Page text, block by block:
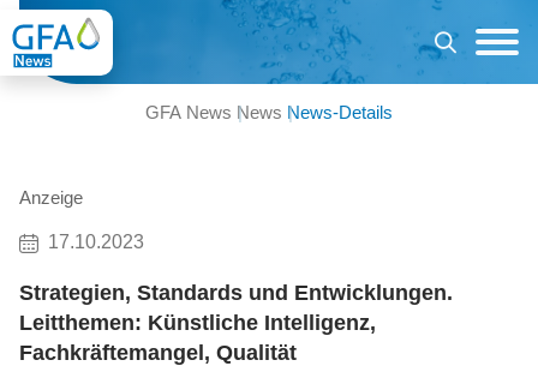
GFA News News News-Details
Anzeige
17.10.2023
Strategien, Standards und Entwicklungen.
Leitthemen: Künstliche Intelligenz,
Fachkräftemangel, Qualität